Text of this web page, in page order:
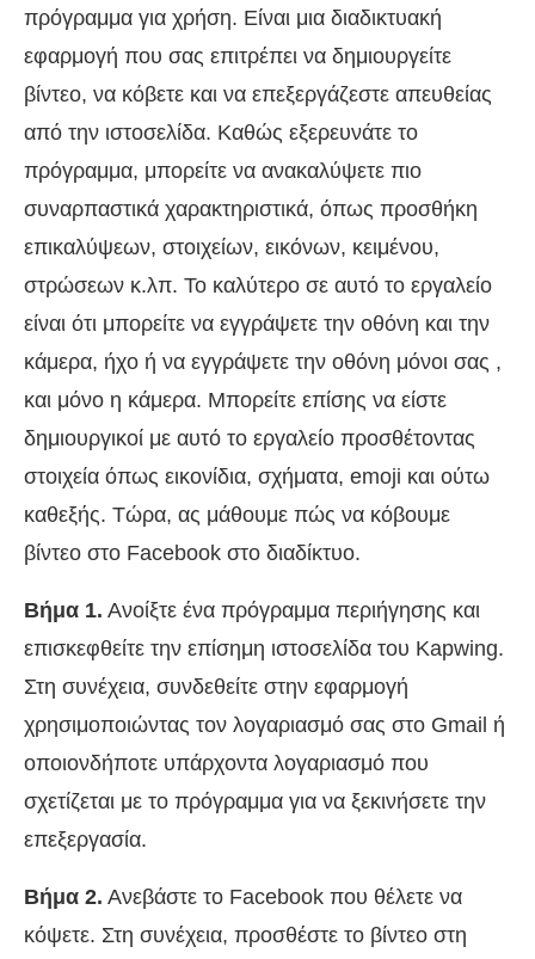
πρόγραμμα για χρήση. Είναι μια διαδικτυακή
εφαρμογή που σας επιτρέπει να δημιουργείτε
βίντεο, να κόβετε και να επεξεργάζεστε απευθείας
από την ιστοσελίδα. Καθώς εξερευνάτε το
πρόγραμμα, μπορείτε να ανακαλύψετε πιο
συναρπαστικά χαρακτηριστικά, όπως προσθήκη
επικαλύψεων, στοιχείων, εικόνων, κειμένου,
στρώσεων κ.λπ. Το καλύτερο σε αυτό το εργαλείο
είναι ότι μπορείτε να εγγράψετε την οθόνη και την
κάμερα, ήχο ή να εγγράψετε την οθόνη μόνοι σας ,
και μόνο η κάμερα. Μπορείτε επίσης να είστε
δημιουργικοί με αυτό το εργαλείο προσθέτοντας
στοιχεία όπως εικονίδια, σχήματα, emoji και ούτω
καθεξής. Τώρα, ας μάθουμε πώς να κόβουμε
βίντεο στο Facebook στο διαδίκτυο.
Βήμα 1. Ανοίξτε ένα πρόγραμμα περιήγησης και
επισκεφθείτε την επίσημη ιστοσελίδα του Kapwing.
Στη συνέχεια, συνδεθείτε στην εφαρμογή
χρησιμοποιώντας τον λογαριασμό σας στο Gmail ή
οποιονδήποτε υπάρχοντα λογαριασμό που
σχετίζεται με το πρόγραμμα για να ξεκινήσετε την
επεξεργασία.
Βήμα 2. Ανεβάστε το Facebook που θέλετε να
κόψετε. Στη συνέχεια, προσθέστε το βίντεο στη